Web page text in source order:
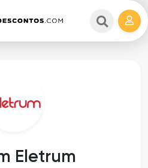
Eletrum